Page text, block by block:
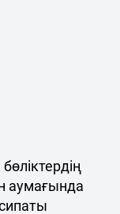
аумағында